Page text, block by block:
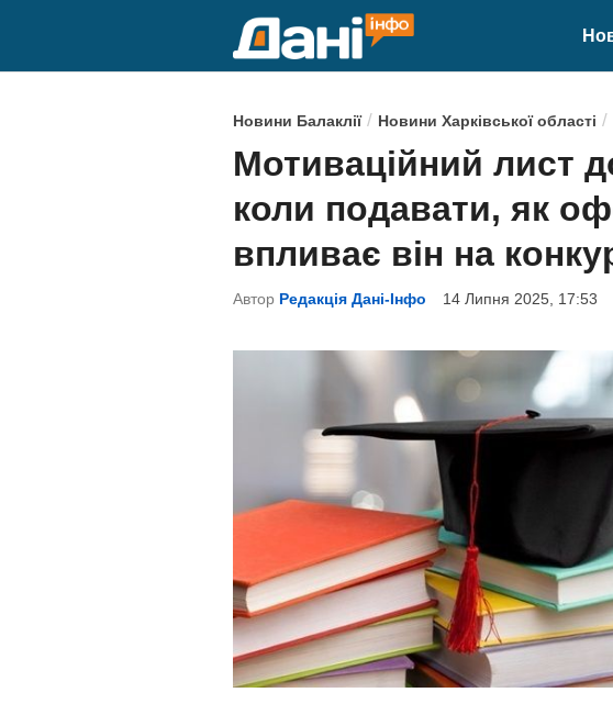
P
o
s
e
d
i
Новини Балаклії/ Новини Харківської області /
Мотиваційний лист
коли подавати, як
впливає він на
Автор Редакція Дані-Інфо 14 Липня 2025, 17:53